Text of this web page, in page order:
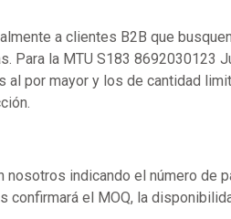
a clientes B2B que
Para la MTU S183 8692030123
al por mayor y los de cantidad
nosotros indicando el número de
confirmará el MOQ, la